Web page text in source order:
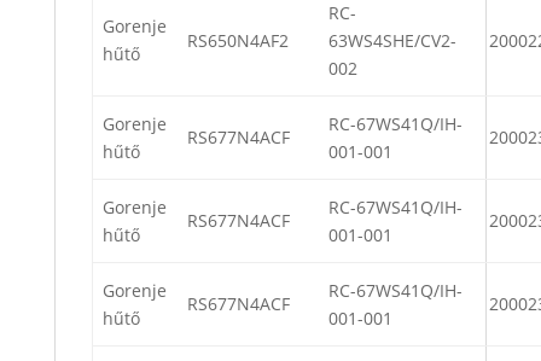
Gorenje
hűtő
RS650N4AF2
RC-
63WS4SHE/CV2-
002
Gorenje
hűtő
RS677N4ACF
RC-67WS41Q/IH-
001-001
Gorenje
hűtő
RS677N4ACF
RC-67WS41Q/IH-
001-001
Gorenje
hűtő
RS677N4ACF
RC-67WS41Q/IH-
001-001